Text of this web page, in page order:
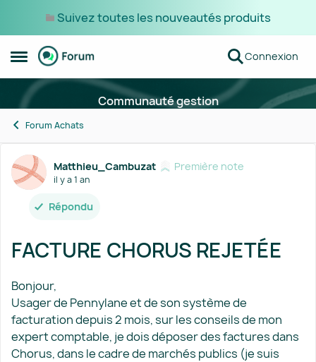
Suivez toutes les nouveautés produits
Ouvrir Menu Latéral
Passer au contenu Connexion
Communauté gestion
Forum Achats
Forum Discussion
Matthieu_Cambuzat Première note
il y a 1 an
Répondu
FACTURE CHORUS REJETÉE
Bonjour,
Usager de Pennylane et de son système de
facturation depuis 2 mois, sur les conseils de mon
expert comptable, je dois déposer des factures dans
Chorus, dans le cadre de marchés publics (je suis